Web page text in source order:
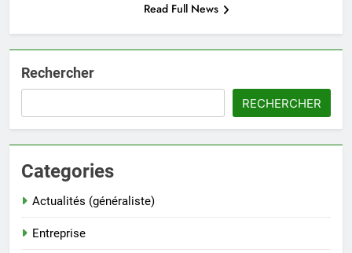
Read Full News
Rechercher
RECHERCHER
Categories
Actualités (généraliste)
Entreprise